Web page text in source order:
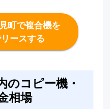
町で複合機を
リースする
のコピー機・
相場